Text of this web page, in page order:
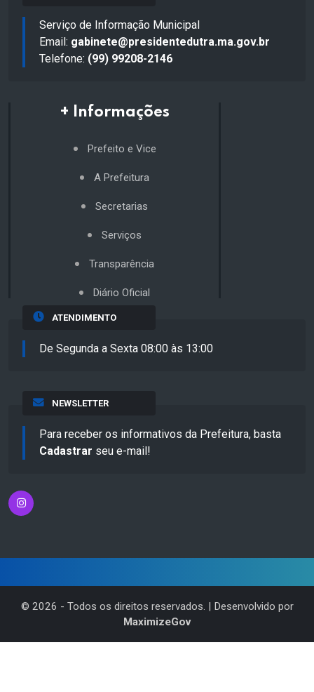
Serviço de Informação Municipal
Email: gabinete@presidentedutra.ma.gov.br
Telefone: (99) 99208-2146
+ Informações
Prefeito e Vice
A Prefeitura
Secretarias
Serviços
Transparência
Diário Oficial
ATENDIMENTO
De Segunda a Sexta 08:00 às 13:00
NEWSLETTER
Para receber os informativos da Prefeitura, basta
Cadastrar seu e-mail!
© 2026 - Todos os direitos reservados. | Desenvolvido por
MaximizeGov